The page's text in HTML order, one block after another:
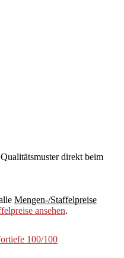
direkt beim
Mengen-/Staffelpreise
ansehen.
100/100